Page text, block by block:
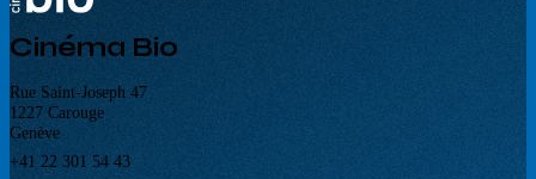
Cinéma Bio
Rue Saint-Joseph 47
1227 Carouge
Genève
+41 22 301 54 43